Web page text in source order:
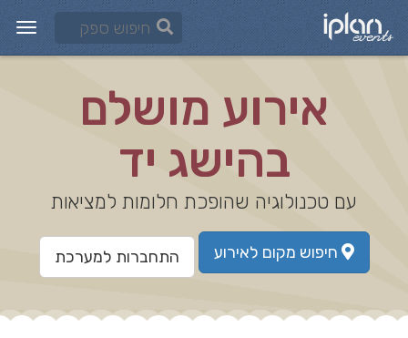
אירוע מושלם
בהישג יד
עם טכנולוגיה שהופכת חלומות למציאות
חיפוש מקום לאירוע התחברות למערכת